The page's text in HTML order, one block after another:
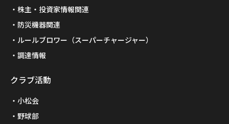
株主・投資家情報関連
防災機器関連
ルールブロワー（スーパーチャージャー）
調達情報
クラブ活動
小松会
野球部